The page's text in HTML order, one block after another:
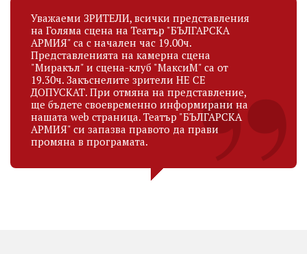
Уважаеми ЗРИТЕЛИ, всички представления
на Голяма сцена на Театър "БЪЛГАРСКА
АРМИЯ" са с начален час 19.00ч.
Представленията на камерна сцена
"Миракъл" и сцена-клуб "МаксиМ" са от
19.30ч. Закъснелите зрители НЕ СЕ
ДОПУСКАТ. При отмяна на представление,
ще бъдете своевременно информирани на
нашата web страница. Театър "БЪЛГАРСКА
АРМИЯ" си запазва правото да прави
промяна в програмата.